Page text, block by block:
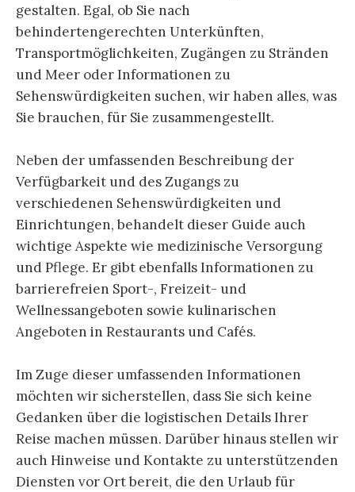
gestalten. Egal, ob Sie nach
behindertengerechten Unterkünften,
Transportmöglichkeiten, Zugängen zu Stränden
und Meer oder Informationen zu
Sehenswürdigkeiten suchen, wir haben alles, was
Sie brauchen, für Sie zusammengestellt.
Neben der umfassenden Beschreibung der
Verfügbarkeit und des Zugangs zu
verschiedenen Sehenswürdigkeiten und
Einrichtungen, behandelt dieser Guide auch
wichtige Aspekte wie medizinische Versorgung
und Pflege. Er gibt ebenfalls Informationen zu
barrierefreien Sport-, Freizeit- und
Wellnessangeboten sowie kulinarischen
Angeboten in Restaurants und Cafés.
Im Zuge dieser umfassenden Informationen
möchten wir sicherstellen, dass Sie sich keine
Gedanken über die logistischen Details Ihrer
Reise machen müssen. Darüber hinaus stellen wir
auch Hinweise und Kontakte zu unterstützenden
Diensten vor Ort bereit, die den Urlaub für